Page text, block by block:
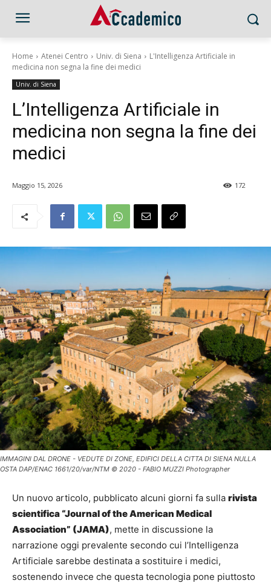
Home Atenei Centro Univ. di Siena
L'Intelligenza Artificiale in
medicina non segna la fine dei medici
Univ. di Siena
L’Intelligenza Artificiale in
medicina non segna la fine dei
medici
Maggio 15, 2026 172
IMMAGINI DAL DRONE - VEDUTE DI ZONE, EDIFICI DELLA CITTA DI SIENA NULLA
OSTA DAP/ENAC 1661/20/var/NTM © 2020 - FABIO MUZZI Photographer
Un nuovo articolo, pubblicato alcuni giorni fa sulla rivista
scientifica “Journal of the American Medical
Association” (JAMA), mette in discussione la
narrazione oggi prevalente secondo cui l’Intelligenza
Artificiale sarebbe destinata a sostituire i medici,
sostenendo invece che questa tecnologia pone piuttosto